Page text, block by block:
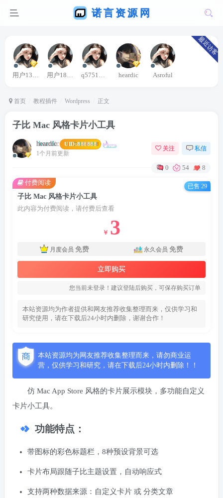
最近访客
用户13363664 用户18576875 q575154130 heardic Asroful
首页 教程插件 Wordpress 正文
子比 Mac 风格卡片小工具
heardic UID:888888
1个月前更新
关注 私信
0 54 8
子比 Mac 风格卡片小工具
此内容为付费阅读，请付费后查看
￥ 3
月度会员 免费 永久会员 免费
立即购买
您当前未登录！建议登陆后购买，可保存购买订单
本站资源均为作者提供和网友推荐收集整理而来，仅供学习和
研究使用，请在下载后24小时内删除，谢谢合作！
付费阅读
已售 29
本站资源均为网友推荐收集整理而来，请勿商业运
营，仅供学习和研究，请在下载后24小时内删除！！
仿 Mac App Store 风格的卡片展示模块，多功能自定义
卡片小工具。
功能特点：
带图标的彩色标题栏，8种预设背景可选
卡片布局跟随子比主题设置，自动响应式
支持两种数据来源：自定义卡片 或 分类文章